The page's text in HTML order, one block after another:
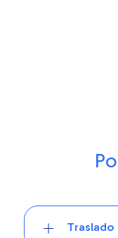
Traslado